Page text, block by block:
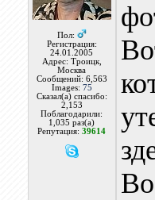
Пол:
Регистрация:
24.01.2005
Адрес: Троицк,
Москва
Сообщений: 6,563
Images: 75
Сказал(а) спасибо:
2,153
Поблагодарили:
1,035 раз(а)
Репутация:39614